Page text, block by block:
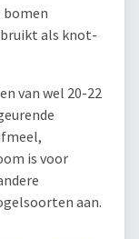
bomen
als knot-
van wel 20-22
is voor
aan.